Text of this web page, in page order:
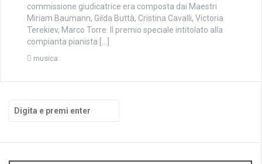
commissione giudicatrice era composta dai Maestri
Miriam Baumann, Gilda Buttà, Cristina Cavalli, Victoria
Terekiev, Marco Torre. Il premio speciale intitolato alla
compianta pianista […]
musica